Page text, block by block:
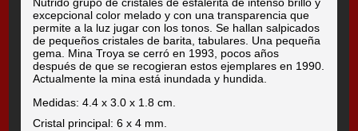
excepcional color melado y con una transparencia que
permite a la luz jugar con los tonos. Se hallan salpicados
de pequeños cristales de barita, tabulares. Una pequeña
gema. Mina Troya se cerró en 1993, pocos años
después de que se recogieran estos ejemplares en 1990.
Actualmente la mina está inundada y hundida.
Medidas: 4.4 x 3.0 x 1.8 cm.
Cristal principal: 6 x 4 mm.